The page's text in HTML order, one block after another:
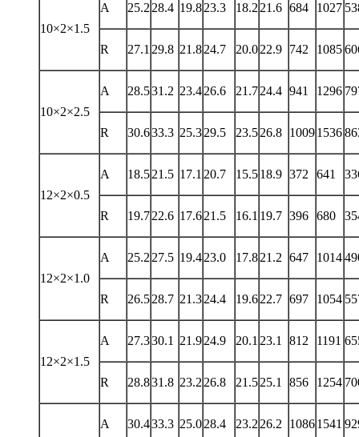
10×2×1.5
A 25.2 28.4 19.823.3 18.2 21.6 684 1027
R 27.1 29.8 21.824.7 20.022.9 742 1085
10×2×2.5
A 28.531.2 23.426.6 21.724.4 941 1296
R 30.633.3 25.329.5 23.526.8 10091536
12×2×0.5
A 18.521.5 17.1 20.7 15.518.9 372 641
R 19.722.6 17.621.5 16.1 19.7 396 680
12×2×1.0
A 25.2 27.5 19.423.0 17.821.2 647 1014
R 26.528.7 21.324.4 19.622.7 697 1054
12×2×1.5
A 27.330.1 21.924.9 20.1 23.1 812 1191
R 28.831.8 23.2 26.8 21.525.1 856 1254
A 30.433.3 25.028.4 23.2 26.2 10861541